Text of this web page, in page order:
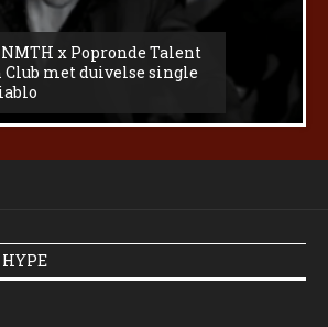
x Popronde Talent
Club met duivelse single